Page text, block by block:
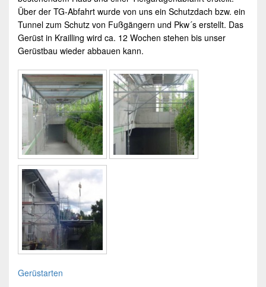
Über der TG-Abfahrt wurde von uns ein Schutzdach bzw. ein
Tunnel zum Schutz von Fußgängern und Pkw´s erstellt. Das
Gerüst in Krailling wird ca. 12 Wochen stehen bis unser
Gerüstbau wieder abbauen kann.
Gerüstarten